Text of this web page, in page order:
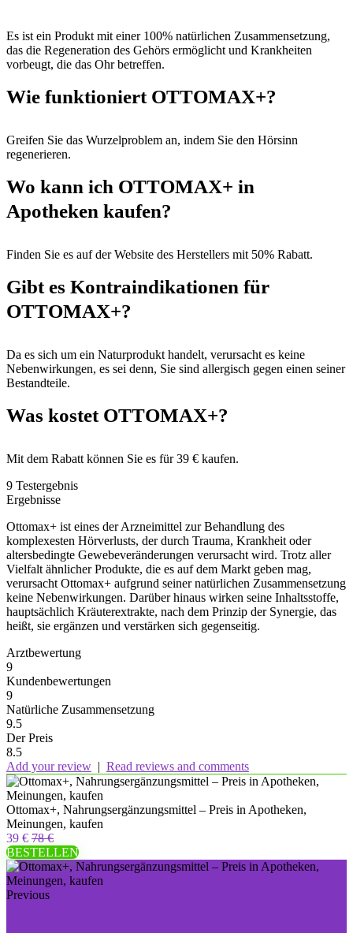
Es ist ein Produkt mit einer 100% natürlichen Zusammensetzung,
das die Regeneration des Gehörs ermöglicht und Krankheiten
vorbeugt, die das Ohr betreffen.
Wie funktioniert OTTOMAX+?
Greifen Sie das Wurzelproblem an, indem Sie den Hörsinn
regenerieren.
Wo kann ich OTTOMAX+ in
Apotheken kaufen?
Finden Sie es auf der Website des Herstellers mit 50% Rabatt.
Gibt es Kontraindikationen für
OTTOMAX+?
Da es sich um ein Naturprodukt handelt, verursacht es keine
Nebenwirkungen, es sei denn, Sie sind allergisch gegen einen seiner
Bestandteile.
Was kostet OTTOMAX+?
Mit dem Rabatt können Sie es für 39 € kaufen.
9 Testergebnis
Ergebnisse
Ottomax+ ist eines der Arzneimittel zur Behandlung des
komplexesten Hörverlusts, der durch Trauma, Krankheit oder
altersbedingte Gewebeveränderungen verursacht wird. Trotz aller
Vielfalt ähnlicher Produkte, die es auf dem Markt geben mag,
verursacht Ottomax+ aufgrund seiner natürlichen Zusammensetzung
keine Nebenwirkungen. Darüber hinaus wirken seine Inhaltsstoffe,
hauptsächlich Kräuterextrakte, nach dem Prinzip der Synergie, das
heißt, sie ergänzen und verstärken sich gegenseitig.
Arztbewertung
9
Kundenbewertungen
9
Natürliche Zusammensetzung
9.5
Der Preis
8.5
Add your review | Read reviews and comments
Ottomax+, Nahrungsergänzungsmittel – Preis in Apotheken,
Meinungen, kaufen
39 € 78 €
BESTELLEN
Previous